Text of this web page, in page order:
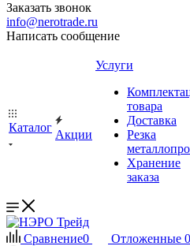
Заказать звонок
info@nerotrade.ru
Написать сообщение
Каталог
Акции
Услуги
товара
Доставка
Резка
Хранение
заказа
Сравнение0 Отложенные 0